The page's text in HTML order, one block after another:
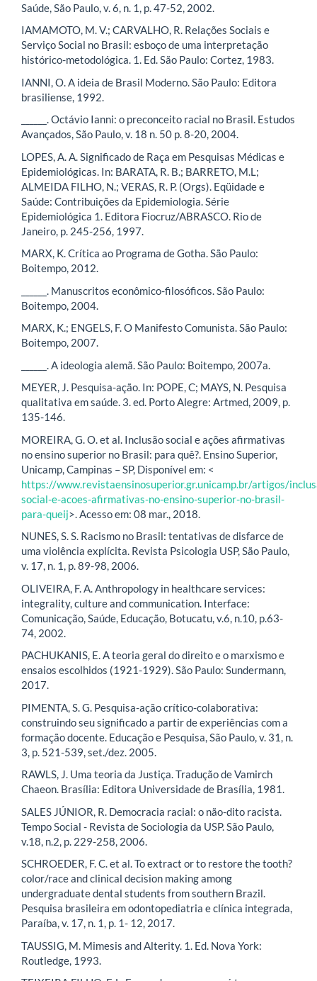
Saúde, São Paulo, v. 6, n. 1, p. 47-52, 2002.
IAMAMOTO, M. V.; CARVALHO, R. Relações Sociais e
Serviço Social no Brasil: esboço de uma interpretação
histórico-metodológica. 1. Ed. São Paulo: Cortez, 1983.
IANNI, O. A ideia de Brasil Moderno. São Paulo: Editora
brasiliense, 1992.
______. Octávio Ianni: o preconceito racial no Brasil. Estudos
Avançados, São Paulo, v. 18 n. 50 p. 8-20, 2004.
LOPES, A. A. Significado de Raça em Pesquisas Médicas e
Epidemiológicas. In: BARATA, R. B.; BARRETO, M.L;
ALMEIDA FILHO, N.; VERAS, R. P. (Orgs). Eqüidade e
Saúde: Contribuições da Epidemiologia. Série
Epidemiológica 1. Editora Fiocruz/ABRASCO. Rio de
Janeiro, p. 245-256, 1997.
MARX, K. Crítica ao Programa de Gotha. São Paulo:
Boitempo, 2012.
______. Manuscritos econômico-filosóficos. São Paulo:
Boitempo, 2004.
MARX, K.; ENGELS, F. O Manifesto Comunista. São Paulo:
Boitempo, 2007.
______. A ideologia alemã. São Paulo: Boitempo, 2007a.
MEYER, J. Pesquisa-ação. In: POPE, C; MAYS, N. Pesquisa
qualitativa em saúde. 3. ed. Porto Alegre: Artmed, 2009, p.
135-146.
MOREIRA, G. O. et al. Inclusão social e ações afirmativas
no ensino superior no Brasil: para quê?. Ensino Superior,
Unicamp, Campinas – SP, Disponível em: <
https://www.revistaensinosuperior.gr.unicamp.br/artigos/
social-e-acoes-afirmativas-no-ensino-superior-no-brasil-
para-queij>. Acesso em: 08 mar., 2018.
NUNES, S. S. Racismo no Brasil: tentativas de disfarce de
uma violência explícita. Revista Psicologia USP, São Paulo,
v. 17, n. 1, p. 89-98, 2006.
OLIVEIRA, F. A. Anthropology in healthcare services:
integrality, culture and communication. Interface:
Comunicação, Saúde, Educação, Botucatu, v.6, n.10, p.63-
74, 2002.
PACHUKANIS, E. A teoria geral do direito e o marxismo e
ensaios escolhidos (1921-1929). São Paulo: Sundermann,
2017.
PIMENTA, S. G. Pesquisa-ação crítico-colaborativa:
construindo seu significado a partir de experiências com a
formação docente. Educação e Pesquisa, São Paulo, v. 31, n.
3, p. 521-539, set./dez. 2005.
RAWLS, J. Uma teoria da Justiça. Tradução de Vamirch
Chaeon. Brasília: Editora Universidade de Brasília, 1981.
SALES JÚNIOR, R. Democracia racial: o não-dito racista.
Tempo Social - Revista de Sociologia da USP. São Paulo,
v.18, n.2, p. 229-258, 2006.
SCHROEDER, F. C. et al. To extract or to restore the tooth?
color/race and clinical decision making among
undergraduate dental students from southern Brazil.
Pesquisa brasileira em odontopediatria e clínica integrada,
Paraíba, v. 17, n. 1, p. 1- 12, 2017.
TAUSSIG, M. Mimesis and Alterity. 1. Ed. Nova York:
Routledge, 1993.